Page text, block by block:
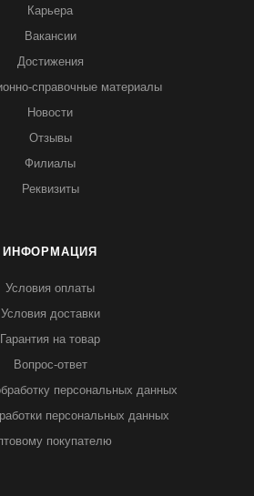
Карьера
Вакансии
Достижения
справочные материалы
Новости
Отзывы
Филиалы
Реквизиты
ИНФОРМАЦИЯ
Условия оплаты
Условия доставки
Гарантия на товар
Вопрос-ответ
персональных данных
персональных данных
покупателю